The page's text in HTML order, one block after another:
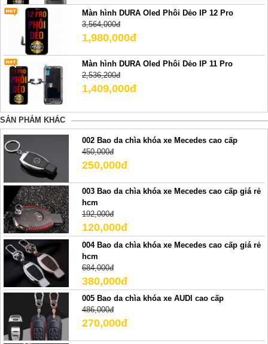
Màn hình DURA Oled Phôi Dẻo IP 12 Pro
3,564,000đ
1,980,000đ
Màn hình DURA Oled Phôi Dẻo IP 11 Pro
2,536,200đ
1,409,000đ
SẢN PHẢM KHÁC
002 Bao da chìa khóa xe Mecedes cao cấp
450,000đ
250,000đ
003 Bao da chìa khóa xe Mecedes cao cấp giá rẻ
hcm
192,000đ
120,000đ
004 Bao da chìa khóa xe Mecedes cao cấp giá rẻ
hcm
684,000đ
380,000đ
005 Bao da chìa khóa xe AUDI cao cấp
486,000đ
270,000đ